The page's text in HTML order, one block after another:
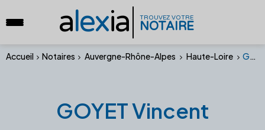
alexia TROUVEZ VOTRE
NOTAIRE
Accueil Notaires Auvergne-Rhône-Alpes Haute-Loire GOYET Vincent
GOYET Vincent